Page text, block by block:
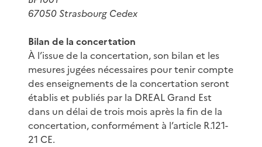
67050 Strasbourg Cedex
Bilan de la concertation
À l’issue de la concertation, son bilan et les
mesures jugées nécessaires pour tenir compte
des enseignements de la concertation seront
établis et publiés par la DREAL Grand Est
dans un délai de trois mois après la fin de la
concertation, conformément à l’article R.121-
21 CE.